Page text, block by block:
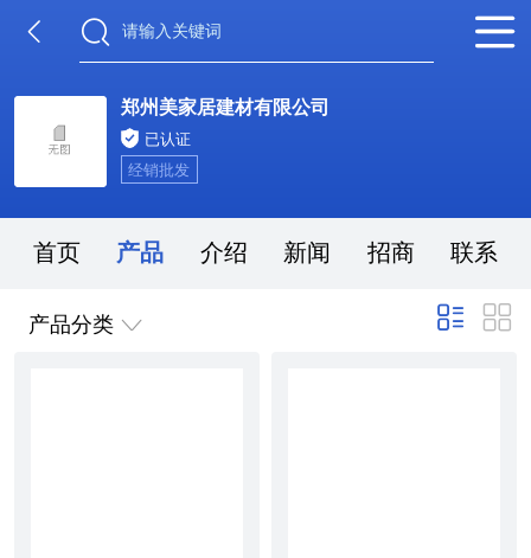
郑州美家居建材有限公司
已认证
经销批发
首页 产品 介绍 新闻 招商 联系
产品分类